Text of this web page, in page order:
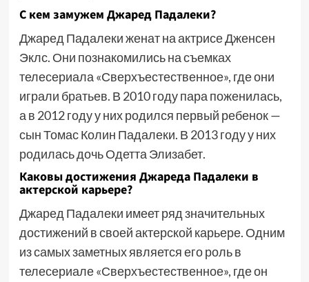
С кем замужем Джаред Падалеки?
Джаред Падалеки женат на актрисе Дженсен
Эклс. Они познакомились на съемках
телесериала «Сверхъестественное», где они
играли братьев. В 2010 году пара поженилась,
а в 2012 году у них родился первый ребенок —
сын Томас Колин Падалеки. В 2013 году у них
родилась дочь Одетта Элизабет.
Каковы достижения Джареда Падалеки в
актерской карьере?
Джаред Падалеки имеет ряд значительных
достижений в своей актерской карьере. Одним
из самых заметных является его роль в
телесериале «Сверхъестественное», где он